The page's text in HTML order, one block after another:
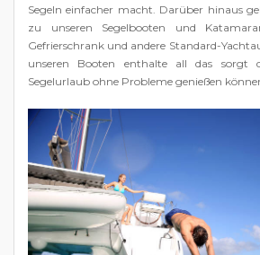
Segeln einfacher macht. Darüber hinaus
zu unseren Segelbooten und
Gefrierschrank und andere Standard-
unseren Booten enthalte all das sorgt
Segelurlaub ohne Probleme genießen